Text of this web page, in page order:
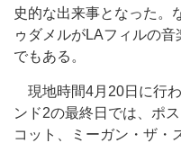
史的な出来事となった。
ゥダメルがLAフィルの
でもある。
現地時間4月20日に行
ンド2の最終日では、ポ
コット、ミーガン・ザ・